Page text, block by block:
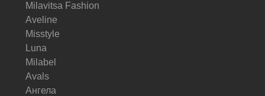
Milavitsa Fashion
Aveline
Misstyle
Luna
Milabel
Avals
Ангела